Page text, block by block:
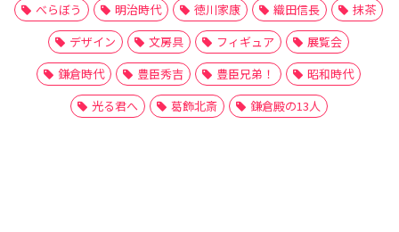
べらぼう
明治時代 徳川家康 織田信長
抹茶
デザイン
文房具 フィギュア
展覧会
鎌倉時代
豊臣秀吉 豊臣兄弟！
昭和時代
光る君へ
葛飾北斎 鎌倉殿の13人